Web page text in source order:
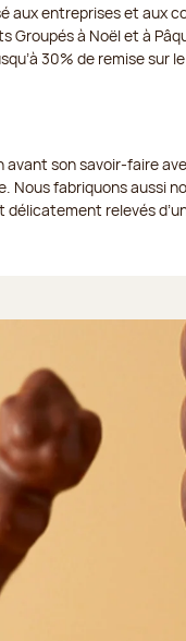
aux entreprises et aux
Groupés à Noël et à
30% de remise sur
son savoir-faire
Nous fabriquons aussi
relevés